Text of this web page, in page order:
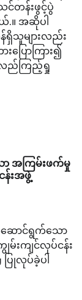
င်တန်းဖွင့်ပွဲ
.။ အဆိုပါ
ရှိသူများလည်း
ပြောကြား၍
ည်ကြည့်ရှု
ာ အကြမ်းဖက်မှု
န်းအဖွဲ့
ဆောင်ရွက်သော
မ်းကျင်လုပ်ငန်း
ြုလုပ်ခဲ့ပါ